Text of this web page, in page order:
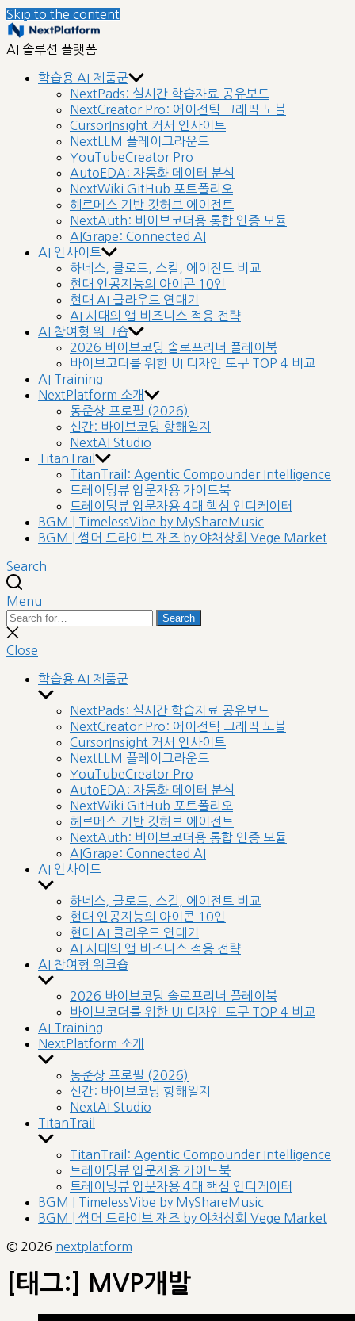
Skip to the content
AI 솔루션 플랫폼
학습용 AI 제품군
NextPads: 실시간 학습자료 공유보드
NextCreator Pro: 에이전틱 그래픽 노블
CursorInsight 커서 인사이트
NextLLM 플레이그라운드
YouTubeCreator Pro
AutoEDA: 자동화 데이터 분석
NextWiki GitHub 포트폴리오
헤르메스 기반 깃허브 에이전트
NextAuth: 바이브코더용 통합 인증 모듈
AIGrape: Connected AI
AI 인사이트
하네스, 클로드, 스킬, 에이전트 비교
현대 인공지능의 아이콘 10인
현대 AI 클라우드 연대기
AI 시대의 앱 비즈니스 적응 전략
AI 참여형 워크숍
2026 바이브코딩 솔로프리너 플레이북
바이브코더를 위한 UI 디자인 도구 TOP 4 비교
AI Training
NextPlatform 소개
동준상 프로필 (2026)
신간: 바이브코딩 항해일지
NextAI Studio
TitanTrail
TitanTrail: Agentic Compounder Intelligence
트레이딩뷰 입문자용 가이드북
트레이딩뷰 입문자용 4대 핵심 인디케이터
BGM | TimelessVibe by MyShareMusic
BGM | 썸머 드라이브 재즈 by 야채상회 Vege Market
Search
Menu
Search
for:
Search
Close
search
Close
학습용 AI 제품군
Show
sub
menu
NextPads: 실시간 학습자료 공유보드
NextCreator Pro: 에이전틱 그래픽 노블
CursorInsight 커서 인사이트
NextLLM 플레이그라운드
YouTubeCreator Pro
AutoEDA: 자동화 데이터 분석
NextWiki GitHub 포트폴리오
헤르메스 기반 깃허브 에이전트
NextAuth: 바이브코더용 통합 인증 모듈
AIGrape: Connected AI
AI 인사이트
Show
sub
menu
하네스, 클로드, 스킬, 에이전트 비교
현대 인공지능의 아이콘 10인
현대 AI 클라우드 연대기
AI 시대의 앱 비즈니스 적응 전략
AI 참여형 워크숍
Show
sub
menu
2026 바이브코딩 솔로프리너 플레이북
바이브코더를 위한 UI 디자인 도구 TOP 4 비교
AI Training
NextPlatform 소개
Show
sub
menu
동준상 프로필 (2026)
신간: 바이브코딩 항해일지
NextAI Studio
TitanTrail
Show
sub
menu
TitanTrail: Agentic Compounder Intelligence
트레이딩뷰 입문자용 가이드북
트레이딩뷰 입문자용 4대 핵심 인디케이터
BGM | TimelessVibe by MyShareMusic
BGM | 썸머 드라이브 재즈 by 야채상회 Vege Market
© 2026 nextplatform
[태그:] MVP개발